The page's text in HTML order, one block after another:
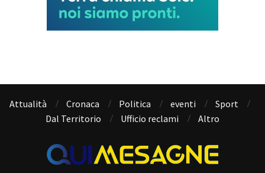
Attualità Cronaca Politica eventi
Sport
Dal Territorio
Ufficio reclami Altro